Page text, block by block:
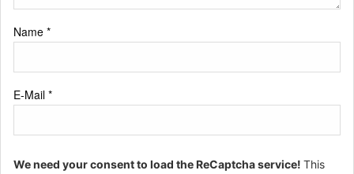
Name *
E-Mail *
We need your consent to load the ReCaptcha service! This